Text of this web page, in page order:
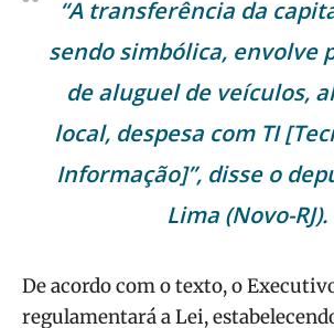
“A transferência da
sendo simbólica, envolve
de aluguel de veículos,
local, despesa com TI
Informação]”, disse o
Lima (Novo-RJ).
De acordo com o texto, o
regulamentará a Lei,